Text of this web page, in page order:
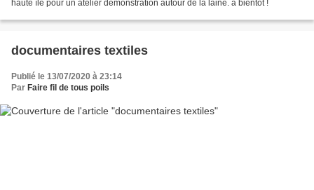
haute île pour un atelier démonstration autour de la laine. à bientôt !
documentaires textiles
Publié le 13/07/2020 à 23:14
Par Faire fil de tous poils